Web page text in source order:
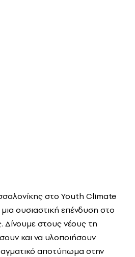
στο Youth Climate
ουσιαστική επένδυση στο
στους νέους τη
και να υλοποιήσουν
αποτύπωμα στην